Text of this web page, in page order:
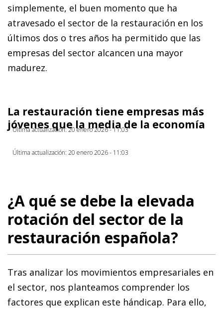
simplemente, el buen momento que ha
atravesado el sector de la restauración en los
últimos dos o tres años ha permitido que las
empresas del sector alcancen una mayor
madurez.
La restauración tiene empresas más
jóvenes que la media de la economía
Última actualización: 20 enero 2026 - 11:03
Última actualización: 20 enero 2026 - 11:03
¿A qué se debe la elevada
rotación del sector de la
restauración española?
Tras analizar los movimientos empresariales en
el sector, nos planteamos comprender los
factores que explican este hándicap. Para ello,